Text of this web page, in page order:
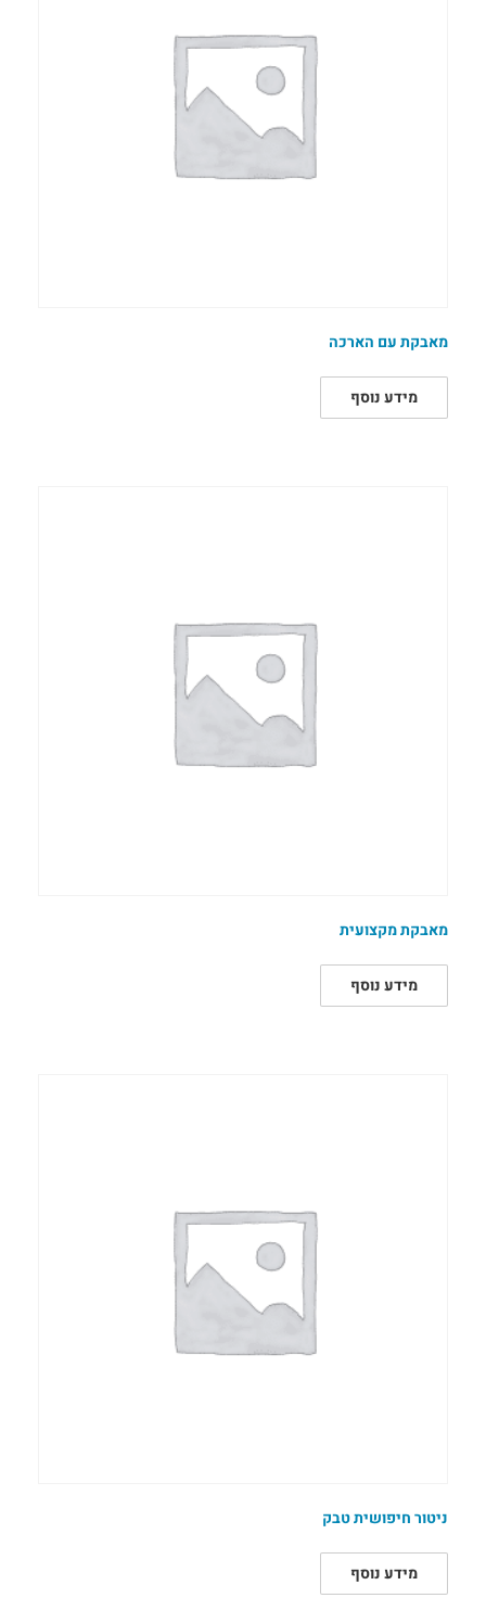
מאבקת עם הארכה
מידע נוסף
מאבקת מקצועית
מידע נוסף
ניטור חיפושית טבק
מידע נוסף